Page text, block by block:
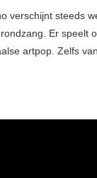
verschijnt steeds
Er speelt
artpop. Zelfs